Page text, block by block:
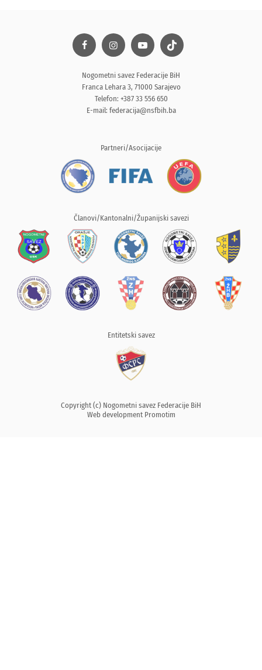
Nogometni savez Federacije BiH
Franca Lehara 3, 71000 Sarajevo
Telefon: +387 33 556 650
E-mail: federacija@nsfbih.ba
Partneri/Asocijacije
Članovi/Kantonalni/Županijski savezi
Entitetski savez
Copyright (c) Nogometni savez Federacije BiH
Web development Promotim